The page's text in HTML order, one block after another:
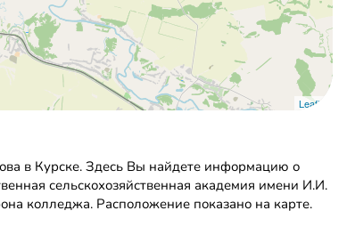
Leaflet
в Курске. Здесь Вы найдете информацию о
сельскохозяйственная академия имени И.И.
колледжа. Расположение показано на карте.